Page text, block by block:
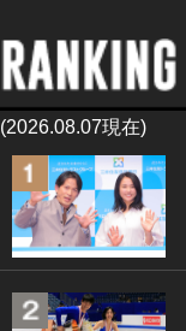
(2026.08.07現在)